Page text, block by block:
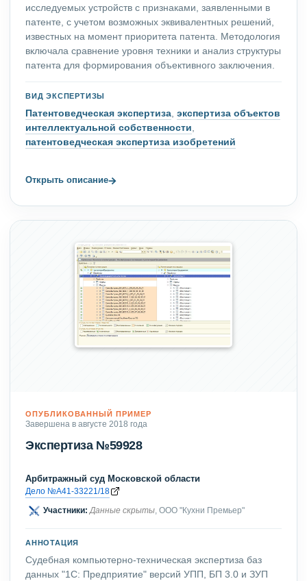
исследуемых устройств с признаками, заявленными в
патенте, с учетом возможных эквивалентных решений,
известных на момент приоритета патента. Методология
включала сравнение уровня техники и анализ структуры
патента для формирования объективного заключения.
ВИД ЭКСПЕРТИЗЫ
Патентоведческая экспертиза экспертиза объектов
интеллектуальной собственности
патентоведческая экспертиза изобретений
Открыть описание→
ОПУБЛИКОВАННЫЙ ПРИМЕР
Завершена в августе 2018 года
Экспертиза №59928
Арбитражный суд Московской области
Дело №А41-33221/18
Участники: Данные скрыты , ООО "Кухни Премьер"
АННОТАЦИЯ
Судебная компьютерно-техническая экспертиза баз
данных "1С: Предприятие" версий УПП, БП 3.0 и ЗУП